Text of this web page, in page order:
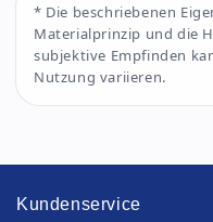
* Die beschriebenen
Materialprinzip und die
subjektive Empfinden
Nutzung variieren.
Kundenservice